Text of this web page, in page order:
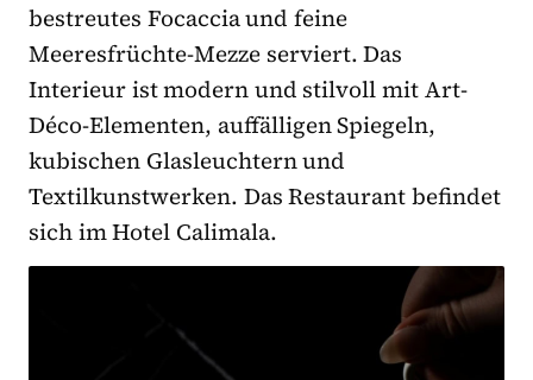
bestreutes Focaccia und feine
Meeresfrüchte-Mezze serviert. Das
Interieur ist modern und stilvoll mit Art-
Déco-Elementen, auffälligen Spiegeln,
kubischen Glasleuchtern und
Textilkunstwerken. Das Restaurant befindet
sich im Hotel Calimala.